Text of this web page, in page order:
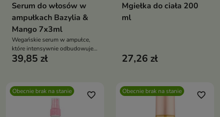
Serum do włosów w
ampułkach Bazylia &
Mango 7x3ml
Wegańskie serum w ampułce,
które intensywnie odbudowuje i
nawilża włosy zniszczone,
39,85 zł
Mgiełka do ciała 200
ml
27,26 zł
Obecnie brak na stanie favorite_border Obecnie brak na stanie favorite_border